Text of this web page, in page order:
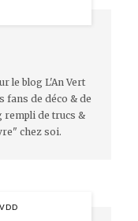
le blog L'An Vert
fans de déco & de
rempli de trucs &
chez soi.